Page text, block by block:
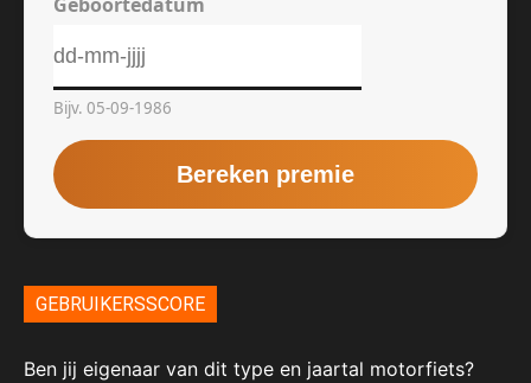
GEBRUIKERSSCORE
Ben jij eigenaar van dit type en jaartal motorfiets?